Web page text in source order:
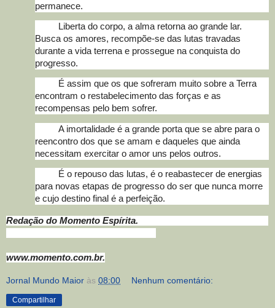
permanece.
Liberta do corpo, a alma retorna ao grande lar.
Busca os amores, recompõe-se das lutas travadas
durante a vida terrena e prossegue na conquista do
progresso.
É assim que os que sofreram muito sobre a Terra
encontram o restabelecimento das forças e as
recompensas pelo bem sofrer.
A imortalidade é a grande porta que se abre para o
reencontro dos que se amam e daqueles que ainda
necessitam exercitar o amor uns pelos outros.
É o repouso das lutas, é o reabastecer de energias
para novas etapas de progresso do ser que nunca morre
e cujo destino final é a perfeição.
Redação do Momento Espírita.
www.momento.com.br.
Jornal Mundo Maior às 08:00 Nenhum comentário:
Compartilhar